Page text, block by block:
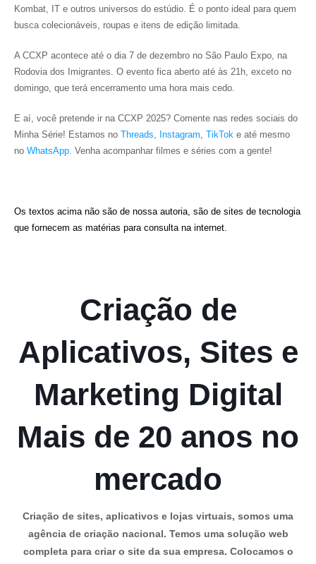
Kombat, IT e outros universos do estúdio. É o ponto ideal para quem
busca colecionáveis, roupas e itens de edição limitada.
A CCXP acontece até o dia 7 de dezembro no São Paulo Expo, na
Rodovia dos Imigrantes. O evento fica aberto até às 21h, exceto no
domingo, que terá encerramento uma hora mais cedo.
E aí, você pretende ir na CCXP 2025? Comente nas redes sociais do
Minha Série! Estamos no Threads, Instagram, TikTok e até mesmo
no WhatsApp. Venha acompanhar filmes e séries com a gente!
Os textos acima não são de nossa autoria, são de sites de tecnologia
que fornecem as matérias para consulta na internet.
Criação de
Aplicativos, Sites e
Marketing Digital
Mais de 20 anos no
mercado
Criação de sites, aplicativos e lojas virtuais, somos uma
agência de criação nacional. Temos uma solução web
completa para criar o site da sua empresa. Colocamos o